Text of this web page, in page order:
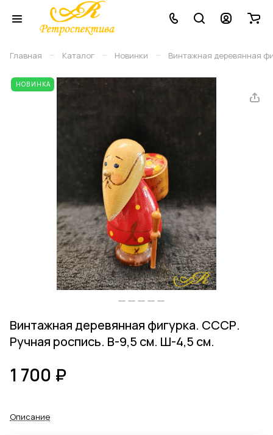
Главная – Каталог – Новинки – Винтажная деревянная
НОВИНКА
Винтажная деревянная фигурка. СССР.
Ручная роспись. В-9,5 см. Ш-4,5 см.
1 700 ₽
Описание